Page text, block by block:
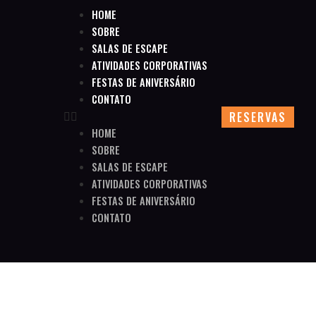
HOME
SOBRE
SALAS DE ESCAPE
ATIVIDADES CORPORATIVAS
FESTAS DE ANIVERSÁRIO
CONTATO
HOME
SOBRE
SALAS DE ESCAPE
ATIVIDADES CORPORATIVAS
FESTAS DE ANIVERSÁRIO
CONTATO
RESERVAS